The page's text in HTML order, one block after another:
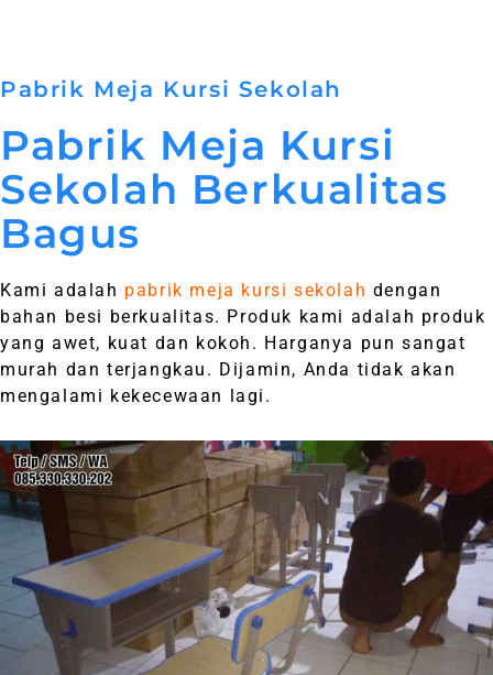
Pabrik Meja Kursi Sekolah
Pabrik Meja Kursi
Sekolah Berkualitas
Bagus
Kami adalah pabrik meja kursi sekolah dengan
bahan besi berkualitas. Produk kami adalah produk
yang awet, kuat dan kokoh. Harganya pun sangat
murah dan terjangkau. Dijamin, Anda tidak akan
mengalami kekecewaan lagi.